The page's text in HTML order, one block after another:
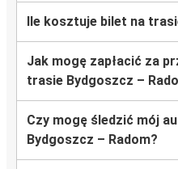
Ile kosztuje bilet na
Jak mogę zapłacić za
trasie Bydgoszcz –
Czy mogę śledzić mój
Bydgoszcz – Radom?